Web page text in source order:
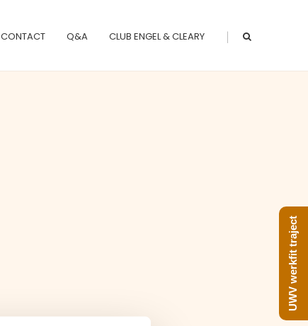
CONTACT Q&A CLUB ENGEL & CLEARY |
UWV werkfit traject